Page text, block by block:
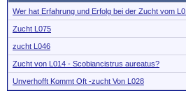
Wer hat Erfahrung und Erfolg bei der Zucht vom
Zucht L075
zucht L046
Zucht von L014 - Scobiancistrus aureatus?
Unverhofft Kommt Oft -zucht Von L028